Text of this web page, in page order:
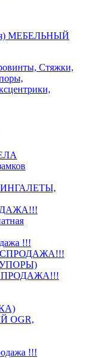
МЕБЕЛЬНЫЙ
Стяжки,
!!!
OGR,
!!!